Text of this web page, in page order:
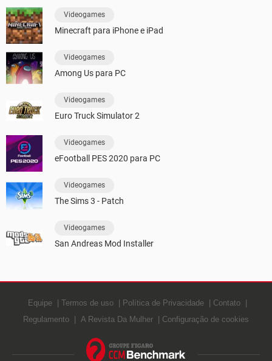
Videogames
Minecraft para iPhone e iPad
Videogames
Among Us para PC
Videogames
Euro Truck Simulator 2
Videogames
eFootball PES 2020 para PC
Videogames
The Sims 3 - Patch
Videogames
San Andreas Mod Installer
Equipe Termos de uso Política de Privacidade
Contato
Regulamento
A Revista Da Mulher Configuração de cookies